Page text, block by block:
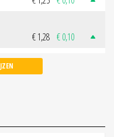
€ 1,28 € 0,10